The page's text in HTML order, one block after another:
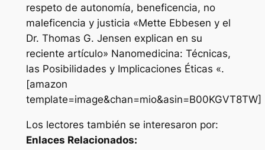
respeto de autonomía, beneficencia, no
maleficencia y justicia «Mette Ebbesen y el
Dr. Thomas G. Jensen explican en su
reciente artículo» Nanomedicina: Técnicas,
las Posibilidades y Implicaciones Éticas «.
[amazon
template=image&chan=mio&asin=B00KGVT8TW]
Los lectores también se interesaron por:
Enlaces Relacionados: